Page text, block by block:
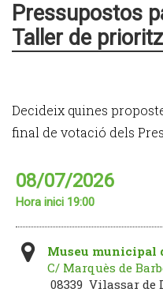
Pressupostos
Taller de
Decideix quines
final de votació dels
08/07/2026
Hora inici 19:00
Museu municipal
C/ Marquès de
08339 Vilassar de